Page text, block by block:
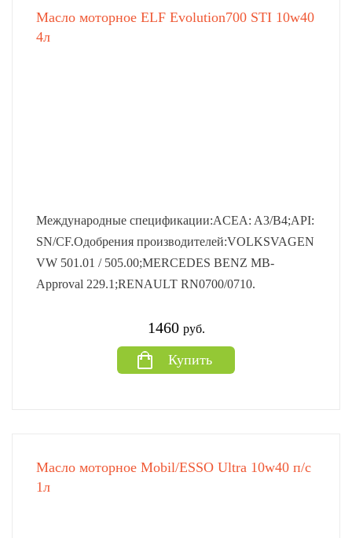
Масло моторное ELF Evolution700 STI 10w40
4л
Международные спецификации:ACEA: A3/B4;API:
SN/CF.Одобрения производителей:VOLKSVAGEN
VW 501.01 / 505.00;MERCEDES BENZ MB-
Approval 229.1;RENAULT RN0700/0710.
1460 руб.
Купить
Масло моторное Mobil/ESSO Ultra 10w40 п/с
1л